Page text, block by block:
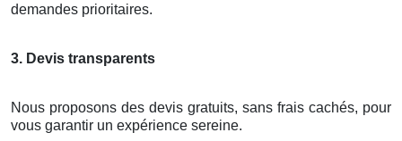
demandes prioritaires.
3. Devis transparents
Nous proposons des devis gratuits, sans frais cachés, pour
vous garantir un expérience sereine.